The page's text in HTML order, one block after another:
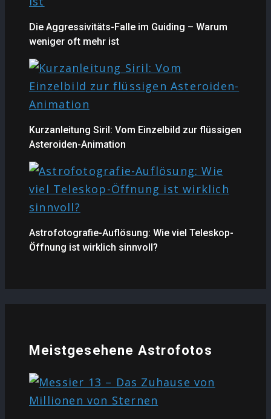
Die Aggressivitäts-Falle im Guiding – Warum
weniger oft mehr ist
Kurzanleitung Siril: Vom Einzelbild zur flüssigen
Asteroiden-Animation
Astrofotografie-Auflösung: Wie viel Teleskop-
Öffnung ist wirklich sinnvoll?
Meistgesehene Astrofotos